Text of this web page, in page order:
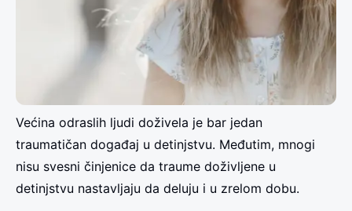
Većina odraslih ljudi doživela je bar jedan
traumatičan događaj u detinjstvu. Međutim, mnogi
nisu svesni činjenice da traume doživljene u
detinjstvu nastavljaju da deluju i u zrelom dobu.